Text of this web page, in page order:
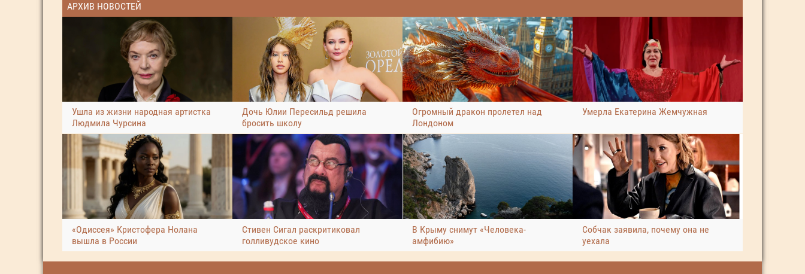
АРХИВ НОВОСТЕЙ
Ушла из жизни народная артистка
Людмила Чурсина
Дочь Юлии Пересильд решила
бросить школу
Огромный дракон пролетел над
Лондоном
Умерла Екатерина Жемчужная
«Одиссея» Кристофера Нолана
вышла в России
Стивен Сигал раскритиковал
голливудское кино
В Крыму снимут «Человека-
амфибию»
Собчак заявила, почему она не
уехала